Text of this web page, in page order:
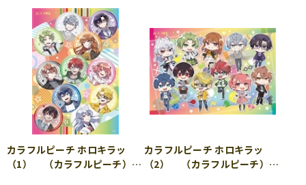
カラフルピーチ ホロキラッ
（1） （カラフルピーチ）
カラフルピーチ ホロキラッ
（2） （カラフルピーチ）